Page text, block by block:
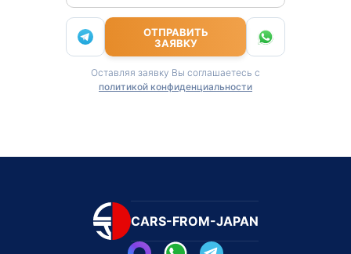
ОТПРАВИТЬ
ЗАЯВКУ
Оставляя заявку Вы соглашаетесь с
политикой конфиденциальности
CARS-FROM-JAPAN